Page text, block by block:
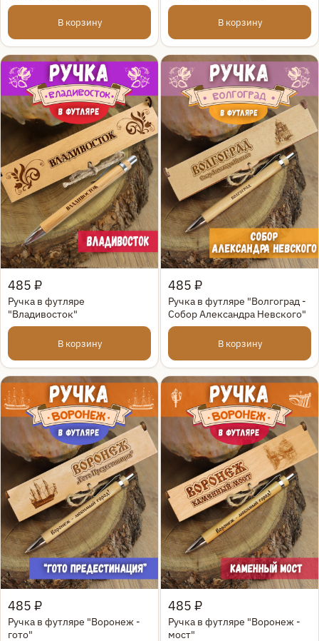
В корзину В корзину
Быстрый просмотр
485 ₽
Ручка в футляре
"Владивосток"
В корзину
Быстрый просмотр
485 ₽
Ручка в футляре "Волгоград -
Собор Александра Невского"
В корзину
Быстрый просмотр
485 ₽
Ручка в футляре "Воронеж -
гото"
Быстрый просмотр
485 ₽
Ручка в футляре "Воронеж -
мост"